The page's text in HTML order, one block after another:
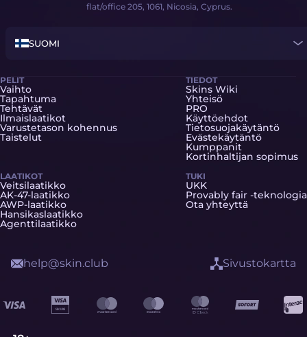
flat/office 205, 1061, Nicosia, Cyprus.
SUOMI
PELIT
Vaihto
Tapahtuma
Tehtävät
Ilmaislaatikot
Varustetason kohennus
Taistelut
LAATIKOT
Veitsilaatikko
AK-47-laatikko
AWP-laatikko
Hansikaslaatikko
Agenttilaatikko
TIEDOT
Skins Wiki
Yhteisö
PRO
Käyttöehdot
Tietosuojakäytäntö
Evästekäytäntö
Kumppanit
Kortinhaltijan sopimus
TUKI
UKK
Provably fair -teknologia
Ota yhteyttä
help@skin.club Sivustokartta